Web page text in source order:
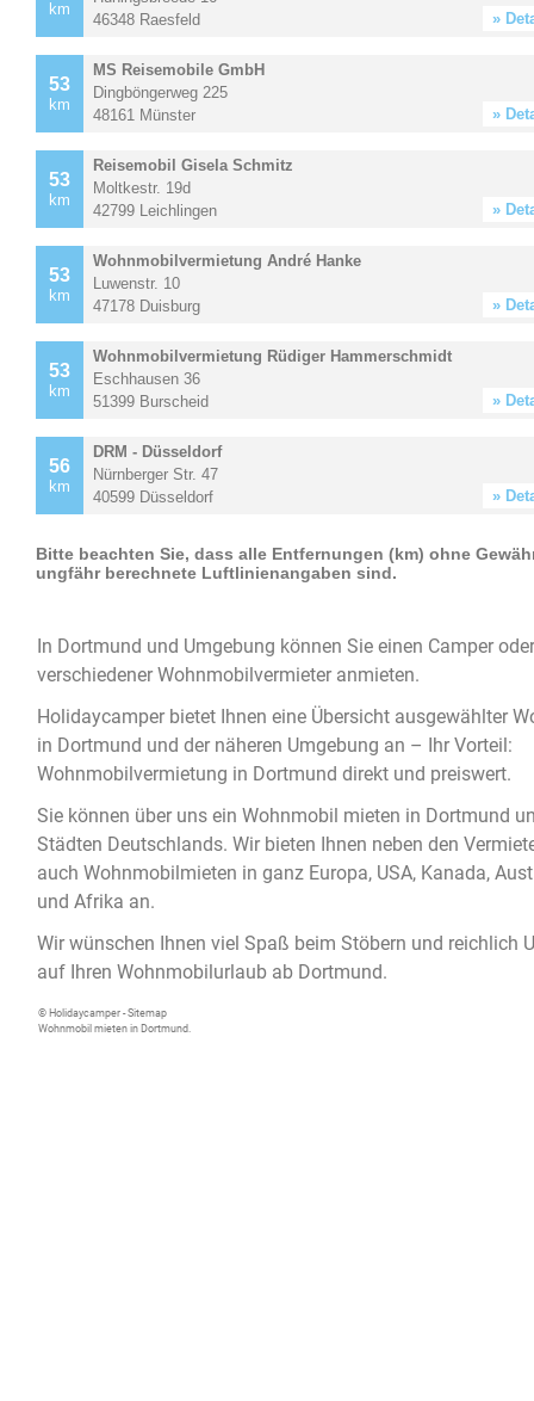
In Dortmund und Umgebung können Sie einen Camper
verschiedener Wohnmobilvermieter anmieten.
Holidaycamper bietet Ihnen eine Übersicht ausgewählter
in Dortmund und der näheren Umgebung an – Ihr Vorteil:
Wohnmobilvermietung in Dortmund direkt und preiswert.
Sie können über uns ein Wohnmobil mieten in Dortmund
Städten Deutschlands. Wir bieten Ihnen neben den
auch Wohnmobilmieten in ganz Europa, USA, Kanada,
und Afrika an.
Wir wünschen Ihnen viel Spaß beim Stöbern und reichlich
auf Ihren Wohnmobilurlaub ab Dortmund.
© Holidaycamper -Sitemap
Wohnmobil mieten in Dortmund.